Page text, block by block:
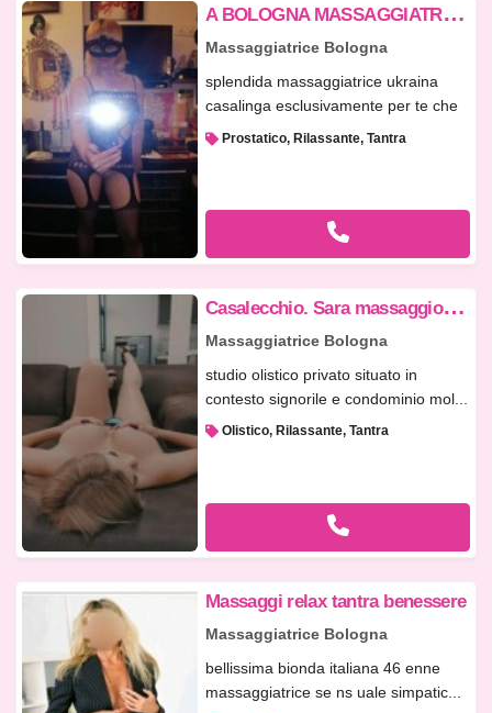
A
BOLOGNA MASSAGGIATRICE UKRAINA X UN TOTALE RELAX COMPLETO
Massaggiatrice Bologna
splendida massaggiatrice ukraina
casalinga esclusivamente per te che
a...Prostatico, Rilassante, Tantra
C
asalecchio. Sara massaggio rilassante
Massaggiatrice Bologna
studio olistico privato situato in
contesto signorile e condominio mol...
Olistico, Rilassante, Tantra
Massaggi relax tantra benessere
Massaggiatrice Bologna
bellissima bionda italiana 46 enne
massaggiatrice se ns uale simpatic...